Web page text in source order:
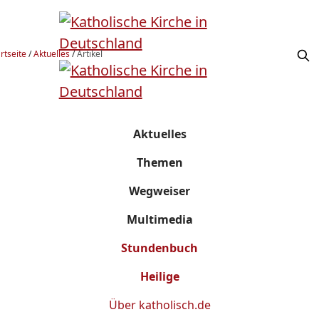
/Aktuelles/Artikel
Aktuelles
Themen
Wegweiser
Multimedia
Stundenbuch
Heilige
Über katholisch.de